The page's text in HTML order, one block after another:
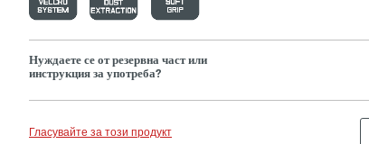
Нуждаете се от резервна част или
инструкция за употреба?
Гласувайте за този продукт